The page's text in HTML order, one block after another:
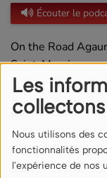
Les
collectons
Nous utilisons des
fonctionnalités
l'expérience de nos
Écouter le
On the Road
Saint-Maurice.